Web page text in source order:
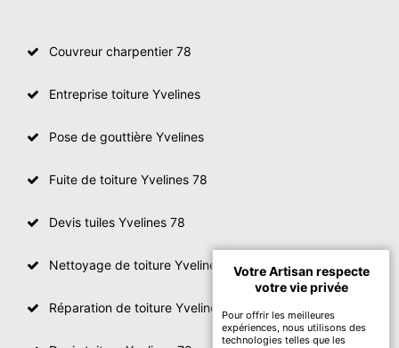
Couvreur charpentier 78
Entreprise toiture Yvelines
Pose de gouttière Yvelines
Fuite de toiture Yvelines 78
Devis tuiles Yvelines 78
Nettoyage de toiture Yvelines
Réparation de toiture Yvelines 78
Votre Artisan respecte
votre vie privée
Pour offrir les meilleures
expériences, nous utilisons des
technologies telles que les